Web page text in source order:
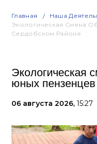
Главная Наша
Экологическая Смена
Сердобском Районе
Экологическая
юных
06 августа 2026, 15:27